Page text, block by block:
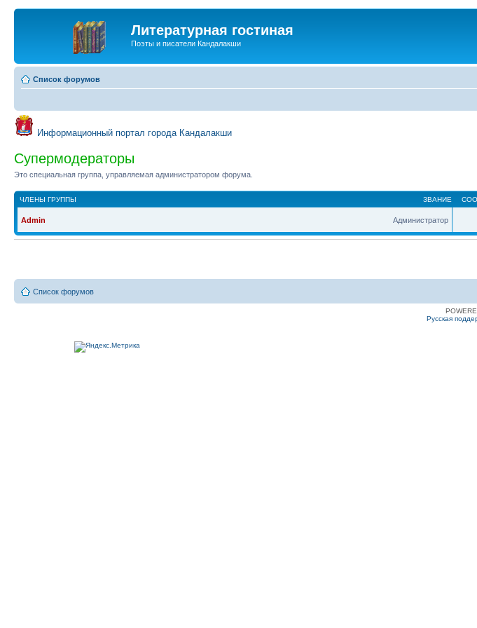
Литературная гостиная
Поэты и писатели Кандалакши
Список форумов
Информационный портал города Кандалакши
Супермодераторы
Это специальная группа, управляемая администратором форума.
ЗВАНИЕ
ЧЛЕНЫ ГРУППЫ
Администратор
Admin
Список форумов
Русская